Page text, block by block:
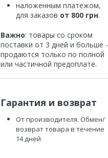
наложенным платежом,
для заказов от 800 грн.
Важно: товары со сроком
поставки от 3 дней и больше -
продаются только по полной
или частичной предоплате.
Гарантия и возврат
От производителя. Обмен/
возврат товара в течение
14 дней